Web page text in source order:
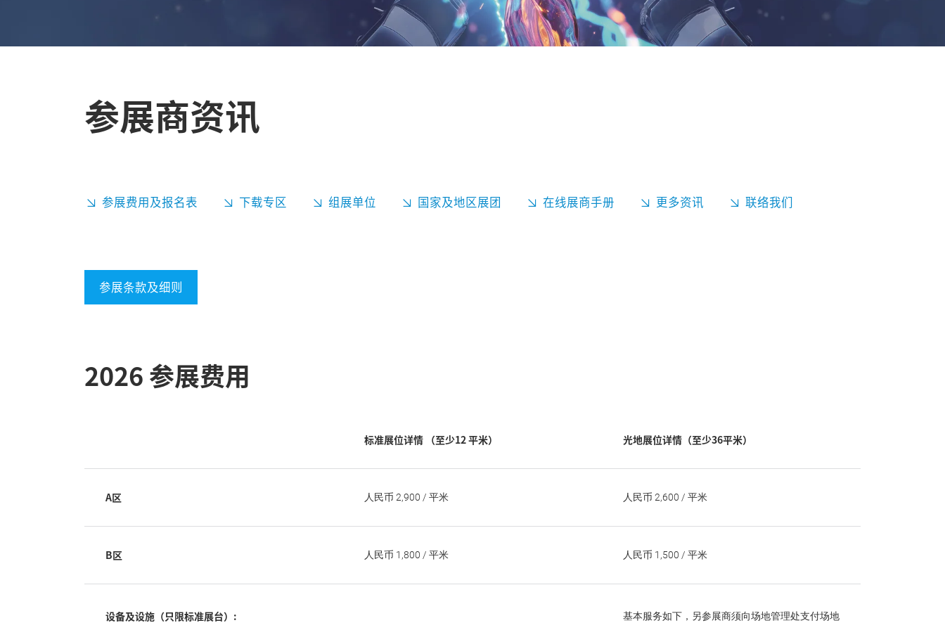
参展商资讯
参展费用及报名表 下载专区 组展单位 国家及地区展团 在线展商手册 更多资讯 联络我们
参展条款及细则
2026 参展费用
标准展位详情 （至少12 平米） 光地展位详情（至少36平米）
A区 人民币 2,900 / 平米 人民币 2,600 / 平米
B区 人民币 1,800 / 平米 人民币 1,500 / 平米
设备及设施（只限标准展台）:
基本服务如下，另参展商须向场地管理处支付场地